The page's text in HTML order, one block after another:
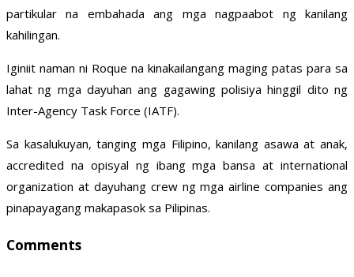
partikular na embahada ang mga nagpaabot ng kanilang
kahilingan.
Iginiit naman ni Roque na kinakailangang maging patas para sa
lahat ng mga dayuhan ang gagawing polisiya hinggil dito ng
Inter-Agency Task Force (IATF).
Sa kasalukuyan, tanging mga Filipino, kanilang asawa at anak,
accredited na opisyal ng ibang mga bansa at international
organization at dayuhang crew ng mga airline companies ang
pinapayagang makapasok sa Pilipinas.
Comments